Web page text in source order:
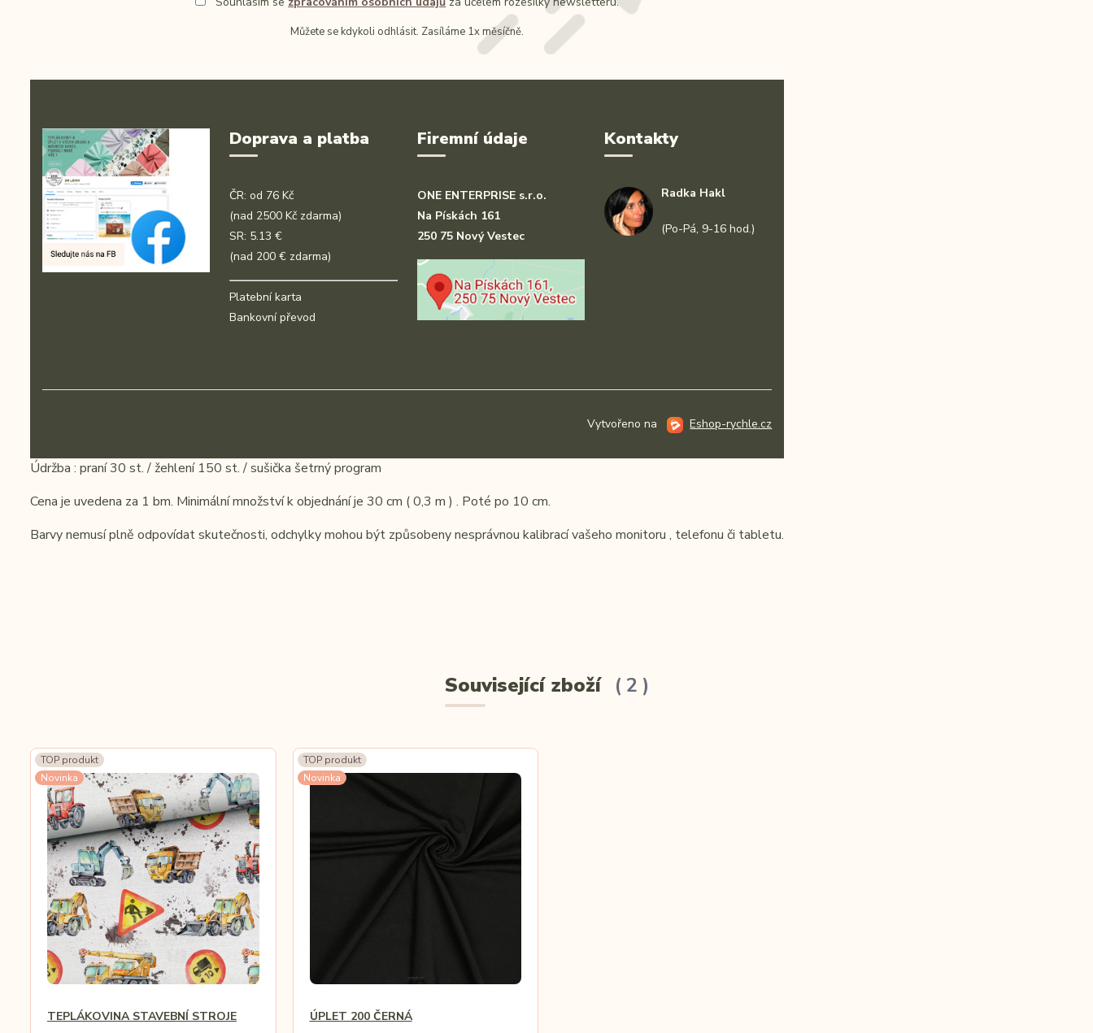
Můžete se kdykoli odhlásit. Zasíláme 1x měsíčně.
Doprava a platba
ČR: od 76 Kč
(nad 2500 Kč zdarma)
SR: 5.13 €
(nad 200 € zdarma)
Platební karta
Bankovní převod
Firemní údaje
ONE ENTERPRISE s.r.o.
Na Pískách 161
250 75 Nový Vestec
Kontakty
Radka Hakl
(Po-Pá, 9-16 hod.)
Vytvořeno na Eshop-rychle.cz
Údržba : praní 30 st. / žehlení 150 st. / sušička šetrný program
Cena je uvedena za 1 bm. Minimální množství k objednání je 30 cm ( 0,3 m ) . Poté po 10 cm.
Barvy nemusí plně odpovídat skutečnosti, odchylky mohou být způsobeny nesprávnou kalibrací vašeho monitoru , telefonu či tabletu.
Související zboží 2
TOP produkt
Novinka
TEPLÁKOVINA STAVEBNÍ STROJE
TOP produkt
Novinka
ÚPLET 200 ČERNÁ